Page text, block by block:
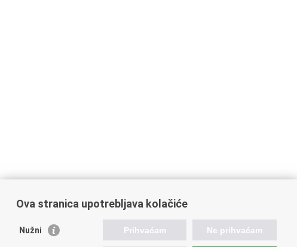
Ova stranica upotrebljava kolačiće
Nužni Prihvaćam Ne prihvaćam